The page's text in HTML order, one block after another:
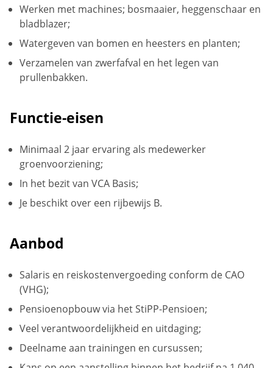
Werken met machines; bosmaaier, heggenschaar en
bladblazer;
Watergeven van bomen en heesters en planten;
Verzamelen van zwerfafval en het legen van
prullenbakken.
Functie-eisen
Minimaal 2 jaar ervaring als medewerker
groenvoorziening;
In het bezit van VCA Basis;
Je beschikt over een rijbewijs B.
Aanbod
Salaris en reiskostenvergoeding conform de CAO
(VHG);
Pensioenopbouw via het StiPP-Pensioen;
Veel verantwoordelijkheid en uitdaging;
Deelname aan trainingen en cursussen;